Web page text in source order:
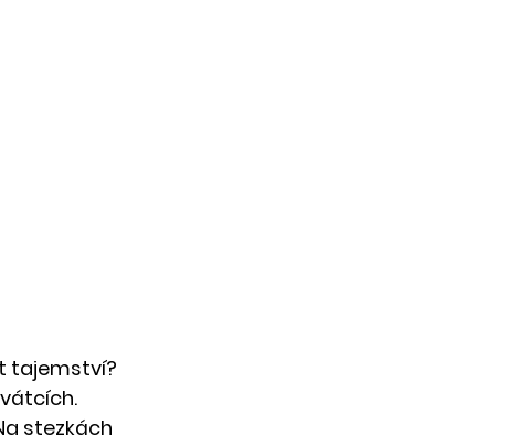
tajemství?
stezkách